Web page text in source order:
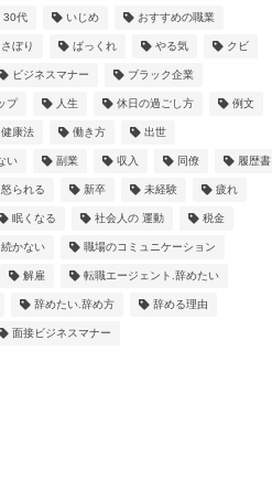
30代 いじめ おすすめの職業
さぼり ばっくれ やる気 クビ
ビジネスマナー ブラック企業
プ 人生 休日の過ごし方 例文
健康法 働き方 出世
い 副業 収入 同僚 履歴書
怒られる 新卒 未経験 疲れ
眠くなる 社会人の 運動 税金
続かない 職場のコミュニケーション
解雇 転職エージェント.辞めたい
辞めたい.辞め方 辞める理由
面接ビジネスマナー